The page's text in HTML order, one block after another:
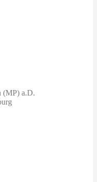
(MP) a.D.